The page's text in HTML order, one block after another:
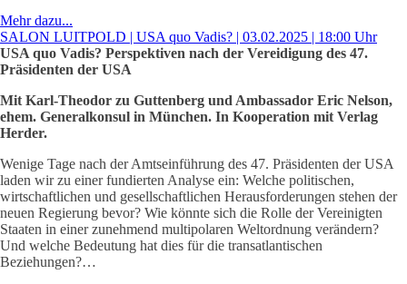
Mehr dazu...
SALON LUITPOLD | USA quo Vadis? | 03.02.2025 | 18:00 Uhr
USA quo Vadis? Perspektiven nach der Vereidigung des 47.
Präsidenten der USA
Mit Karl-Theodor zu Guttenberg und Ambassador Eric Nelson,
ehem. Generalkonsul in München. In Kooperation mit Verlag
Herder.
Wenige Tage nach der Amtseinführung des 47. Präsidenten der USA
laden wir zu einer fundierten Analyse ein: Welche politischen,
wirtschaftlichen und gesellschaftlichen Herausforderungen stehen der
neuen Regierung bevor? Wie könnte sich die Rolle der Vereinigten
Staaten in einer zunehmend multipolaren Weltordnung verändern?
Und welche Bedeutung hat dies für die transatlantischen
Beziehungen?…